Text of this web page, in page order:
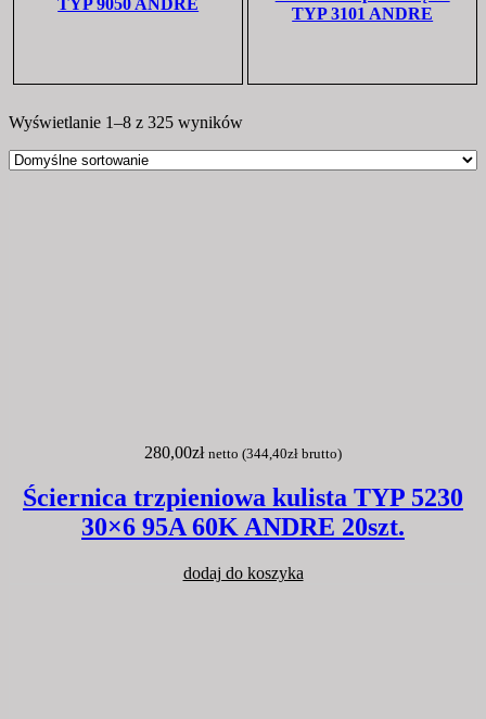
TYP 3101 ANDRE
Wyświetlanie 1–8 z 325 wyników
280,00zł netto (344,40zł brutto)
Ściernica trzpieniowa kulista TYP 5230
30×6 95A 60K ANDRE 20szt.
dodaj do koszyka